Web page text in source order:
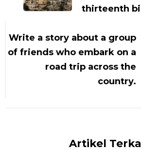
thirteenth
Write a story about a group
of friends who embark on a
road trip across the
country.
Artikel